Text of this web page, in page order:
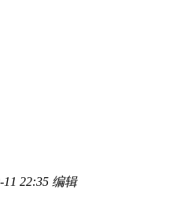
22:35 编辑